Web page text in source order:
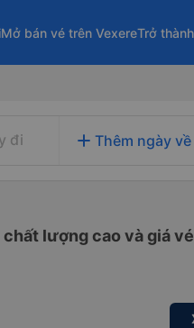
Mở bán vé trên VexereTrở
đi add Thêm ngày về
lượng cao và giá